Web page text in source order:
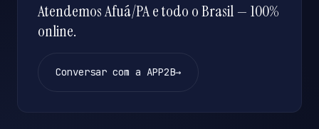
Atendemos Afuá/PA e todo o Brasil — 100%
online.
Conversar com a APP2B→